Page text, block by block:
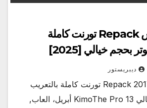
تحميل لعبة بيس Repack تورنت كاملة
بحجم خيالي [2025]
ديبريستور
تحميل لعبة بيس 2017 Repack تورنت كاملة بالتعريب
للكمبيوتر بحجم خيالي KimoThe Pro 13 أبريل، العاب,